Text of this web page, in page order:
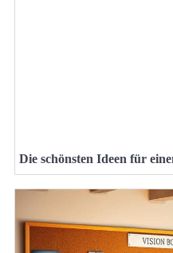
Die schönsten Ideen für